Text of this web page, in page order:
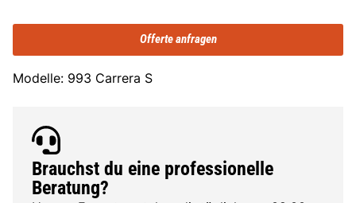
Offerte anfragen
Modelle: 993 Carrera S
Brauchst du eine professionelle
Beratung?